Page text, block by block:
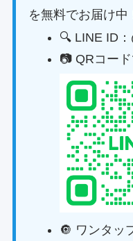
を無料でお届け中
🔍 LINE ID：
📷 QRコード
🔘 ワンタッ